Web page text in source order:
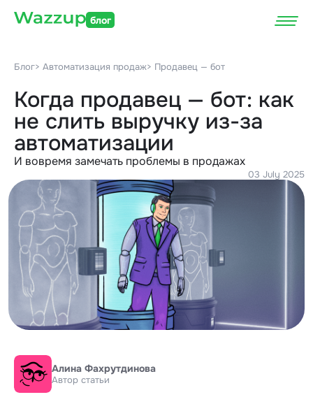
блог
Блог> Автоматизация продаж> Продавец — бот
Когда продавец — бот: как
не слить выручку из-за
автоматизации
И вовремя замечать проблемы в продажах
03 July 2025
Алина Фахрутдинова
Автор статьи